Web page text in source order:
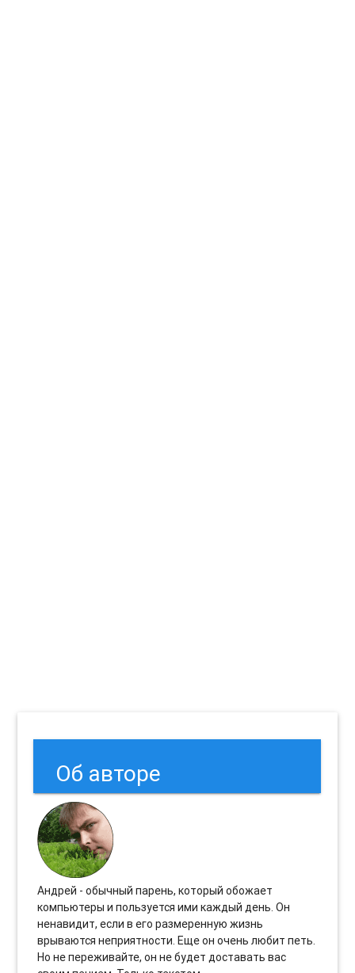
Об авторе
Андрей - обычный парень, который обожает
компьютеры и пользуется ими каждый день. Он
ненавидит, если в его размеренную жизнь
врываются неприятности. Еще он очень любит петь.
Но не переживайте, он не будет доставать вас